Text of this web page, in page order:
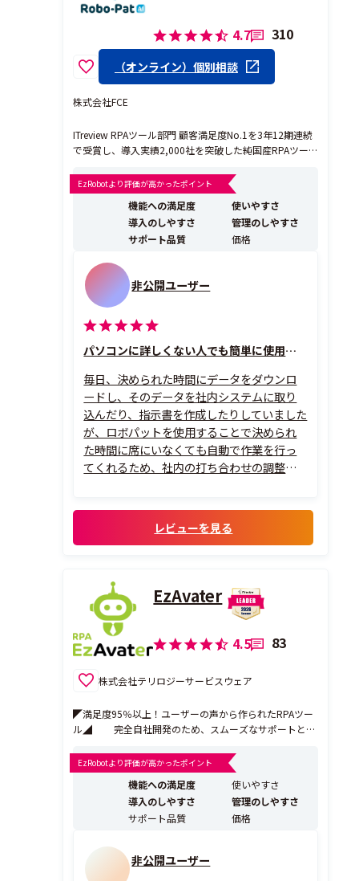
4.7 310
（オンライン）個別相談
株式会社FCE
ITreview RPAツール部門 顧客満足度No.1を3年12期連続
で受賞し、導入実績2,000社を突破した純国産RPAツー
要で、現場の事務職が自らロボットを作成し、日々の業
務効率化を実現できる直感的な操作性が特徴です。 他社
ツールと比較した際の最大の強みは...
EzRobotより評価が高かったポイント
機能への満足度
使いやすさ
導入のしやすさ
管理のしやすさ
サポート品質
価格
非公開ユーザー
パソコンに詳しくない人でも簡単に使用できます
毎日、決められた時間にデータをダウンロ
ードし、そのデータを社内システムに取り
込んだり、指示書を作成したりしていました
が、ロボパットを使用することで決められ
た時間に席にいなくても自動で作業を行っ
てくれるため、社内の打ち合わせの調整も
ています。作成に関しても難しい操作がな
く、直感的に作れる仕組みなので、パソコン
レビューを見る
EzAvater
4.5 83
株式会社テリロジーサービスウェア
◤満足度95％以上！ユーザーの声から作られたRPAツー
ル◢ 完全自社開発のため、スムーズなサポートとお
識が無くても自社でロボットを作り、運用したいという
方のために開発されたRPAツールです。 充実したハンズ
オントレーニングやサポートサイトで自社運用を...
EzRobotより評価が高かったポイント
機能への満足度
使いやすさ
導入のしやすさ
管理のしやすさ
サポート品質
価格
非公開ユーザー